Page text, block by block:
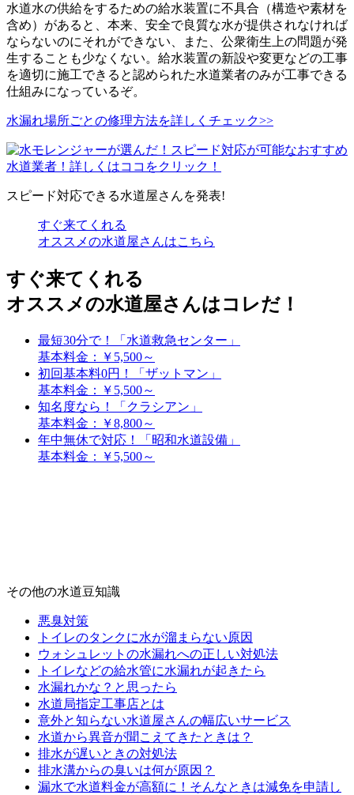
水道水の供給をするための給水装置に不具合（構造や素材を
含め）があると、本来、安全で良質な水が提供されなければ
ならないのにそれができない、また、公衆衛生上の問題が発
生することも少なくない。給水装置の新設や変更などの工事
を適切に施工できると認められた水道業者のみが工事できる
仕組みになっているぞ。
水漏れ場所ごとの修理方法を詳しくチェック>>
スピード対応できる水道屋さんを発表!
すぐ来てくれる
オススメの水道屋さんはこちら
すぐ来てくれる
オススメの水道屋さんはコレだ！
最短30分で！「水道救急センター」
基本料金：￥5,500～
初回基本料0円！「ザットマン」
基本料金：￥5,500～
知名度なら！「クラシアン」
基本料金：￥8,800～
年中無休で対応！「昭和水道設備」
基本料金：￥5,500～
その他の水道豆知識
悪臭対策
トイレのタンクに水が溜まらない原因
ウォシュレットの水漏れへの正しい対処法
トイレなどの給水管に水漏れが起きたら
水漏れかな？と思ったら
水道局指定工事店とは
意外と知らない水道屋さんの幅広いサービス
水道から異音が聞こえてきたときは？
排水が遅いときの対処法
排水溝からの臭いは何が原因？
漏水で水道料金が高額に！そんなときは減免を申請し